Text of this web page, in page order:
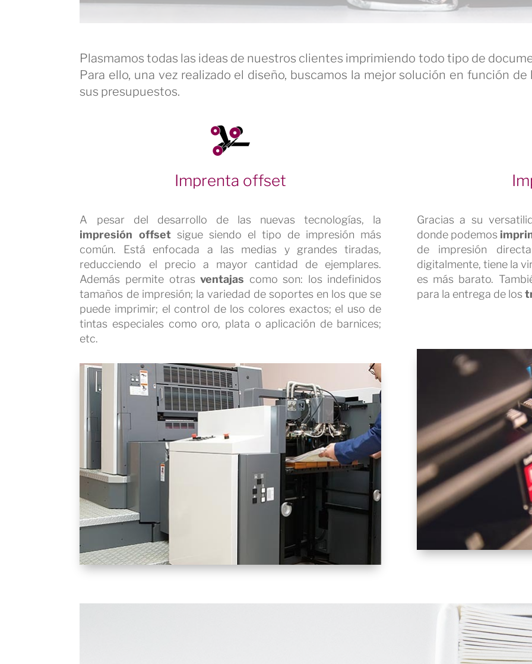
Plasmamos todas las ideas de nuestros clientes imprimiendo todo tipo de
Para ello, una vez realizado el diseño, buscamos la mejor solución en función
sus presupuestos.
Imprenta offset
A pesar del desarrollo de las nuevas tecnologías, la
impresión offsetsigue siendo el tipo de impresión más
común. Está enfocada a las medias y grandes tiradas,
reducciendo el precio a mayor cantidad de ejemplares.
Además permite otrasventajas como son: los indefinidos
tamaños de impresión; la variedad de soportes en los que se
puede imprimir; el control de los colores exactos; el uso de
tintas especiales como oro, plata o aplicación de barnices;
etc.
Gracias a su
donde podemos
de impresión
digitalmente, tiene la
es más barato.
para la entrega de los